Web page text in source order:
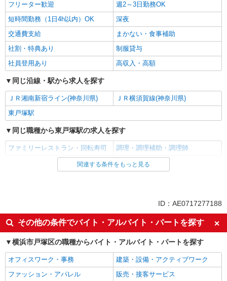
フリーター歓迎
週2～3日勤務OK
短時間勤務（1日4h以内）OK
深夜
交通費支給
まかない・食事補助
社割・特典あり
制服貸与
社員登用あり
高収入・高額
同じ沿線・駅から求人を探す
ＪＲ湘南新宿ライン(神奈川県)
ＪＲ横須賀線(神奈川県)
東戸塚駅
同じ職種から東戸塚駅の求人を探す
ファミリーレストラン・回転寿司 調理・調理補助・調理師
同じ雇用形態から東戸塚駅の求人を探す
未経験歓迎
大学生歓迎
フリーター歓迎
週2～3日勤務OK
短時間勤務（1日4h以内）OK
深夜
交通費支給
まかない・食事補助
社割・特典あり
制服貸与
関連する条件をもっと見る
ID：AE0717277188
その他の条件でバイト・アルバイト・パートを探す
横浜市戸塚区の職種からバイト・アルバイト・パートを探す
オフィスワーク・事務
建築・設備・アクティブワーク
ファッション・アパレル
販売・接客サービス